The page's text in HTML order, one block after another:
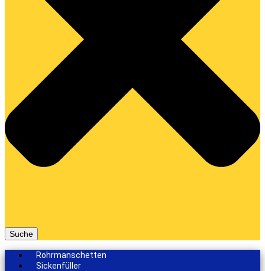
Suche
Rohrmanschetten
Sickenfüller